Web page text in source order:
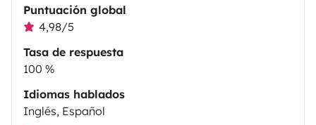
Puntuación global
4,98/5
Tasa de respuesta
100 %
Idiomas hablados
Inglés, Español